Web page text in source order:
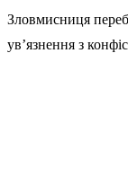
Зловмисниця
ув’язнення з